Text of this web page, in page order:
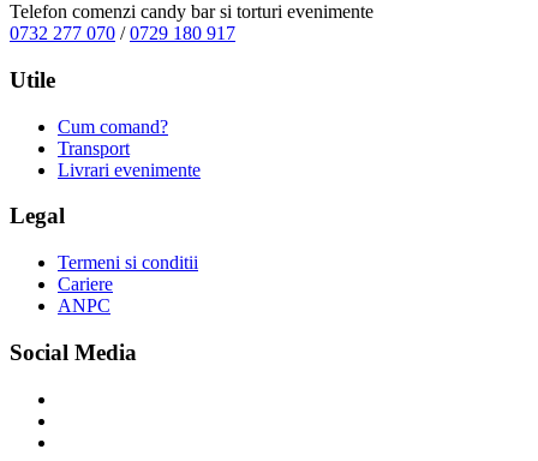
Telefon comenzi candy bar si torturi evenimente
0732 277 070 /0729 180 917
Utile
Cum comand?
Transport
Livrari evenimente
Legal
Termeni si conditii
Cariere
ANPC
Social Media